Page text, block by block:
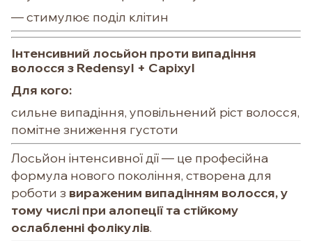
— стимулює поділ клітин
Інтенсивний лосьйон проти випадіння
волосся з Redensyl + Capixyl
Для кого:
сильне випадіння, уповільнений ріст волосся,
помітне зниження густоти
Лосьйон інтенсивної дії — це професійна
формула нового покоління, створена для
роботи з вираженим випадінням волосся, у
тому числі при алопеції та стійкому
ослабленні фолікулів.